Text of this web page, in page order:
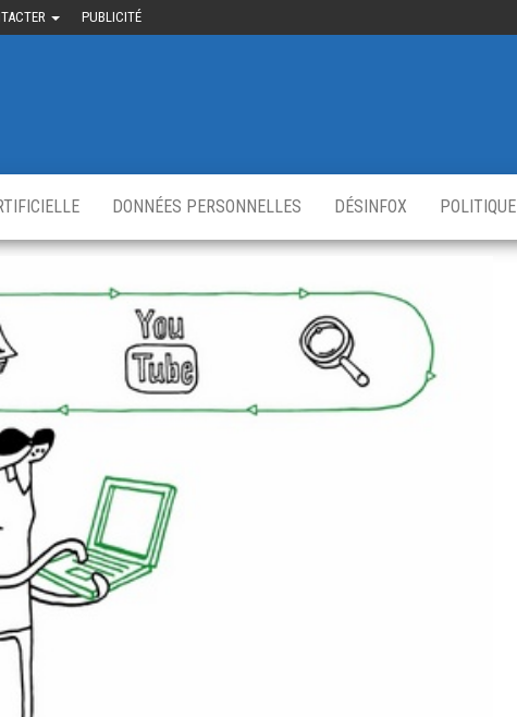
PUBLICITÉ
nouveau
DONNÉES PERSONNELLES DÉSINFOX POLITIQUE